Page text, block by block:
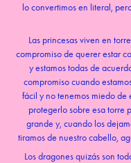
lo convertimos en literal,
Las princesas viven en
compromiso de querer estar
y estamos todas de
compromiso cuando
fácil y no tenemos miedo de
protegerlo sobre esa torre
grande y, cuando los
tiramos de nuestro cabello,
Los dragones quizás son